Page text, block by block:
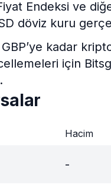
Endeksi ve
döviz kuru
GBP’ye kadar
için
Hacim
-